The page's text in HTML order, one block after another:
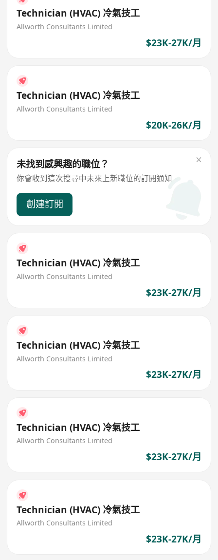
Technician (HVAC) 冷氣技工
Allworth Consultants Limited
$23K-27K/月
Technician (HVAC) 冷氣技工
Allworth Consultants Limited
$20K-26K/月
未找到感興趣的職位？
你會收到這次搜尋中未來上新職位的訂閱通知
創建訂閱
Technician (HVAC) 冷氣技工
Allworth Consultants Limited
$23K-27K/月
Technician (HVAC) 冷氣技工
Allworth Consultants Limited
$23K-27K/月
Technician (HVAC) 冷氣技工
Allworth Consultants Limited
$23K-27K/月
Technician (HVAC) 冷氣技工
Allworth Consultants Limited
$23K-27K/月